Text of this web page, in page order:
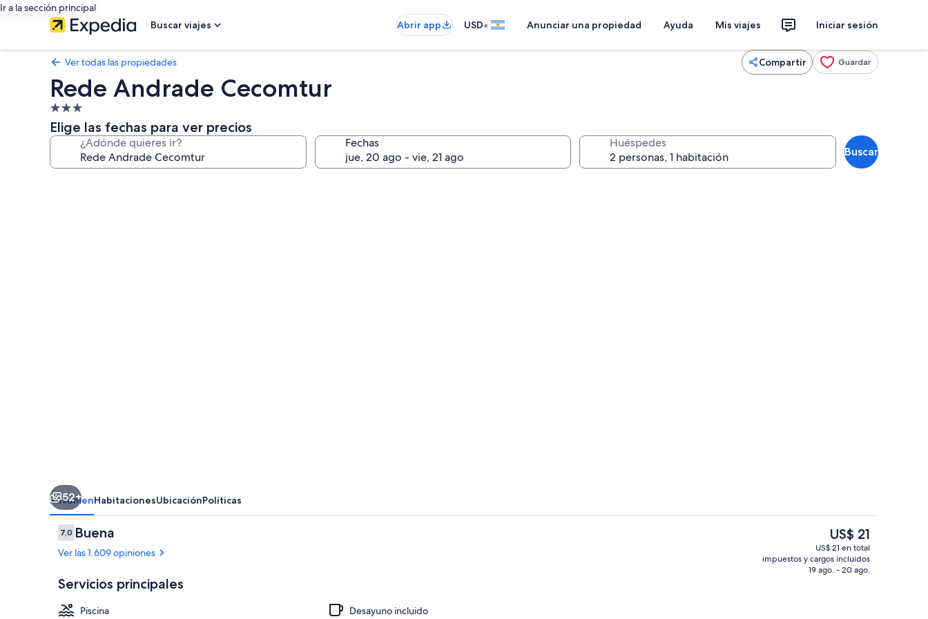
Ir a la sección principal
Buscar viajes
Abrir app USD• Anunciar una propiedad Ayuda Mis viajes Iniciar sesión
Ver todas las propiedades Compartir Guardar
Rede Andrade Cecomtur
Propiedad
de
3.0
estrellas
Elige las fechas para ver precios
¿Adónde quieres ir? Fechas Huéspedes
Buscar
Desayuno buffet incluido todos los
52+
ResumenHabitacionesUbicaciónPolíticas
Opiniones
7,07,0 de 10
Buena
Ver las 1.609 opiniones
Servicios principales
Piscina
Desayuno incluido
El
precio
actual
es
US$ 21
US$ 21 en total
impuestos y cargos incluidos
19 ago. - 20 ago.